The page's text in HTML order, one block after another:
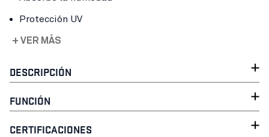
Protección UV
+ VER MÁS
DESCRIPCIÓN
FUNCIÓN
CERTIFICACIONES